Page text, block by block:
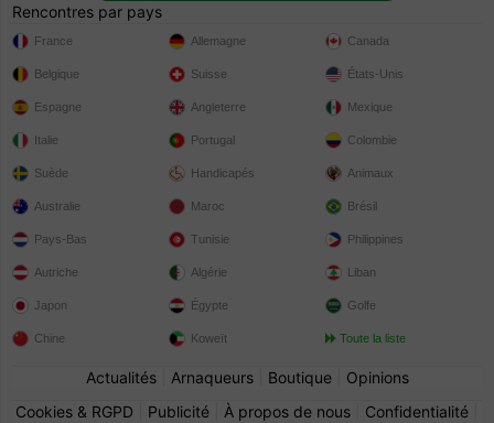
Rencontres par pays
France
Belgique
Espagne
Italie
Suède
Allemagne
Suisse
Angleterre
Portugal
Handicapés
Canada
États-Unis
Mexique
Colombie
Animaux
Australie
Pays-Bas
Autriche
Japon
Chine
Maroc
Tunisie
Algérie
Égypte
Koweït
Brésil
Philippines
Liban
Golfe
Toute la liste
Actualités| Arnaqueurs| Boutique| Opinions
Cookies & RGPD
Publicité À propos de nous Confidentialité